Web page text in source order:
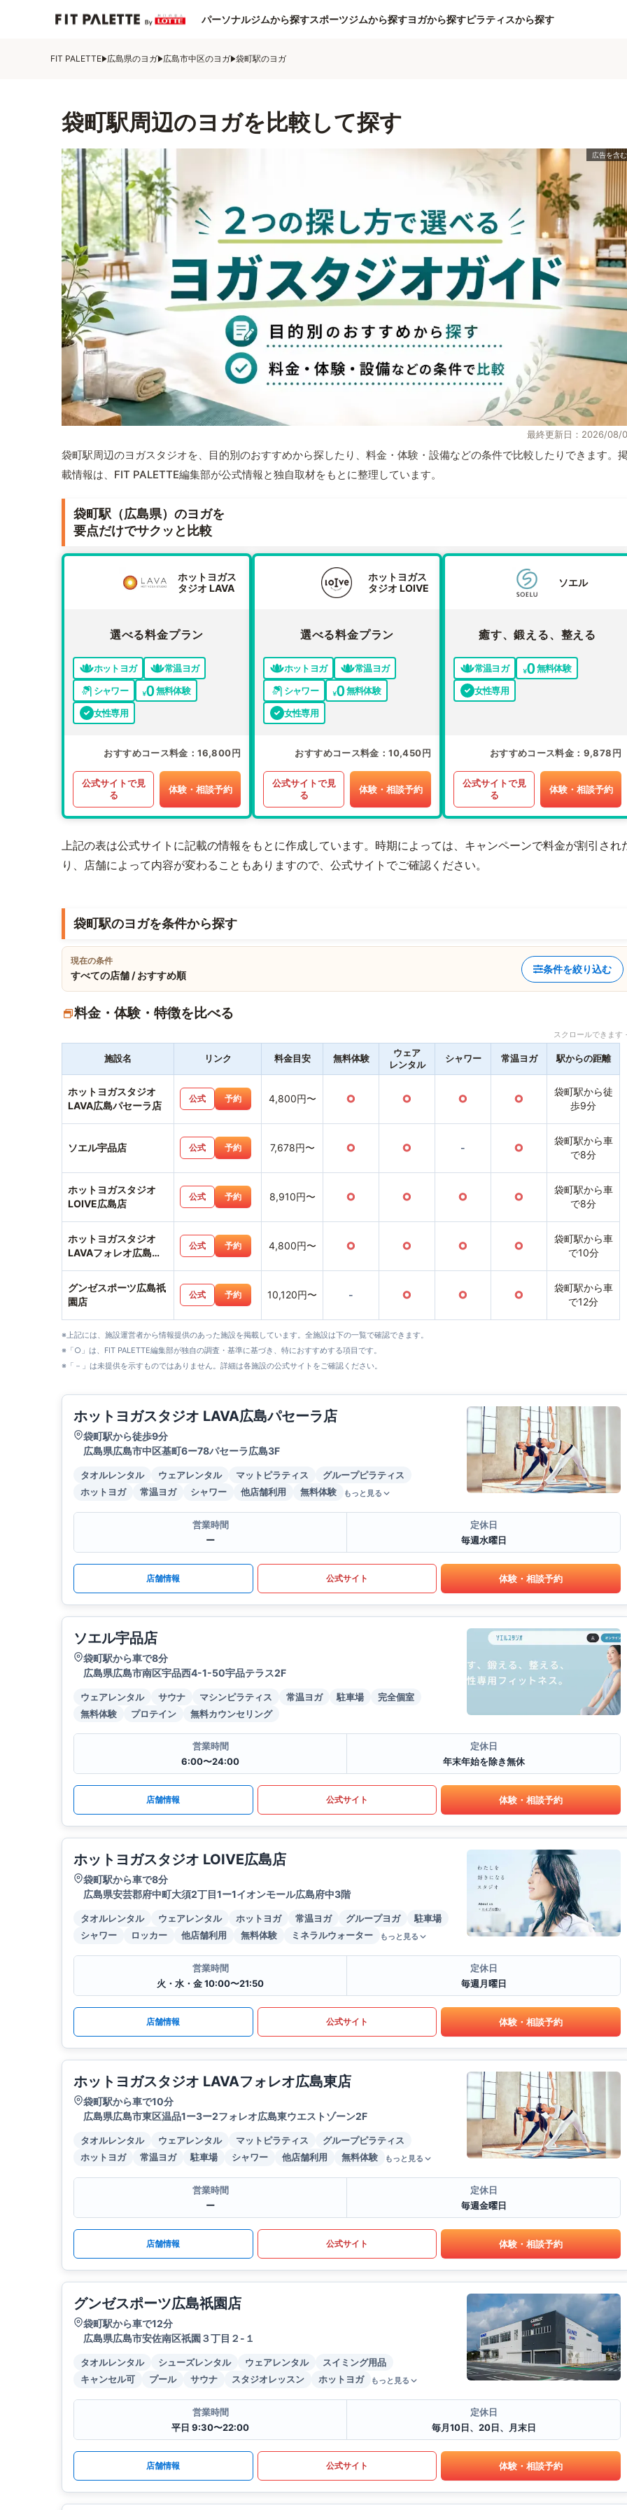
パーソナルジムから探すスポーツジムから探すヨガから探すピラティスから探す
FIT PALETTE 広島県のヨガ 広島市中区のヨガ 袋町駅のヨガ
袋町駅周辺のヨガを比較して探す
最終更新日：2026/08/
袋町駅周辺のヨガスタジオを、目的別のおすすめから探したり、料金・体験・設備などの条件で比較したりできます。
載情報は、FIT PALETTE編集部が公式情報と独自取材をもとに整理しています。
袋町駅（広島県）のヨガを
要点だけでサクッと比較
ホットヨガス
タジオ LAVA
選べる料金プラン
ホットヨガ
常温ヨガ
シャワー
無料体験
女性専用
おすすめコース料金 16,800円
公式サイトで見
る
体験・相談予約
ホットヨガス
タジオ LOIVE
選べる料金プラン
ホットヨガ
常温ヨガ
シャワー
無料体験
女性専用
おすすめコース料金 10,450円
公式サイトで見
る
体験・相談予約
ソエル
癒す、鍛える、整える
常温ヨガ
無料体験
女性専用
おすすめコース料金 9,878円
公式サイトで見
る
体験・相談予約
上記の表は公式サイトに記載の情報をもとに作成しています。時期によっては、キャンペーンで料金が割引され
り、店舗によって内容が変わることもありますので、公式サイトでご確認ください。
袋町駅のヨガを条件から探す
現在の条件
すべての店舗 / おすすめ順
条件を絞り込む
料金・体験・特徴を比べる
スクロールできま
施設名 リンク 料金目安 無料体験
ウェア
レンタル
シャワー 常温ヨガ 駅からの距離
ホットヨガスタジオ
LAVA広島パセーラ店
公式 予約 4,800円〜 ○ ○ ○ ○
袋町駅から徒
歩9分
ソエル宇品店 公式 予約 7,678円〜 ○ ○ - ○
袋町駅から車
で8分
ホットヨガスタジオ
LOIVE広島店
公式 予約 8,910円〜 ○ ○ ○ ○
袋町駅から車
で8分
ホットヨガスタジオ
LAVAフォレオ広島東
公式 予約 4,800円〜 ○ ○ ○ ○
袋町駅から車
で10分
グンゼスポーツ広島祇
園店
公式 予約 10,120円〜 - ○ ○ ○
袋町駅から車
で12分
※上記には、施設運営者から情報提供のあった施設を掲載しています。全施設は下の一覧で確認できます。
※「○」は、FIT PALETTE編集部が独自の調査・基準に基づき、特におすすめする項目です。
※「－」は未提供を示すものではありません。詳細は各施設の公式サイトをご確認ください。
ホットヨガスタジオ LAVA広島パセーラ店
袋町駅から徒歩9分
広島県広島市中区基町6ー78パセーラ広島3F
タオルレンタル ウェアレンタル マットピラティス
グループピラティス
ホットヨガ
常温ヨガ シャワー 他店舗利用 無料体験 もっと見る
営業時間
ー
定休日
毎週水曜日
店舗情報 公式サイト 体験・相談予約
ソエル宇品店
袋町駅から車で8分
広島県広島市南区宇品西4-1-50宇品テラス2F
ウェアレンタル サウナ マシンピラティス 常温ヨガ 駐車場
完全個室
無料体験
プロテイン 無料カウンセリング
営業時間
6:00〜24:00
定休日
年末年始を除き無休
店舗情報 公式サイト 体験・相談予約
ホットヨガスタジオ LOIVE広島店
袋町駅から車で8分
広島県安芸郡府中町大須2丁目1ー1イオンモール広島府中3階
タオルレンタル ウェアレンタル ホットヨガ 常温ヨガ グループヨガ
駐車場
シャワー
ロッカー 他店舗利用 無料体験 ミネラルウォーター もっと見る
営業時間
火・水・金 10:00〜21:50
定休日
毎週月曜日
店舗情報 公式サイト 体験・相談予約
ホットヨガスタジオ LAVAフォレオ広島東店
袋町駅から車で10分
広島県広島市東区温品1ー3ー2フォレオ広島東ウエストゾーン2F
タオルレンタル ウェアレンタル マットピラティス
グループピラティス
ホットヨガ
常温ヨガ 駐車場 シャワー 他店舗利用 無料体験 もっと見る
営業時間
ー
定休日
毎週金曜日
店舗情報 公式サイト 体験・相談予約
グンゼスポーツ広島祇園店
袋町駅から車で12分
広島県広島市安佐南区祇園３丁目２-１
タオルレンタル シューズレンタル ウェアレンタル
スイミング用品
キャンセル可
プール サウナ スタジオレッスン ホットヨガ もっと見る
営業時間
平日 9:30〜22:00
定休日
毎月10日、20日、月末日
店舗情報 公式サイト 体験・相談予約